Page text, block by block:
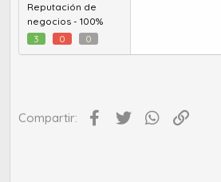
Reputación de
negocios - 100%
3
0 0
Compartir: Facebook
Twitter WhatsApp